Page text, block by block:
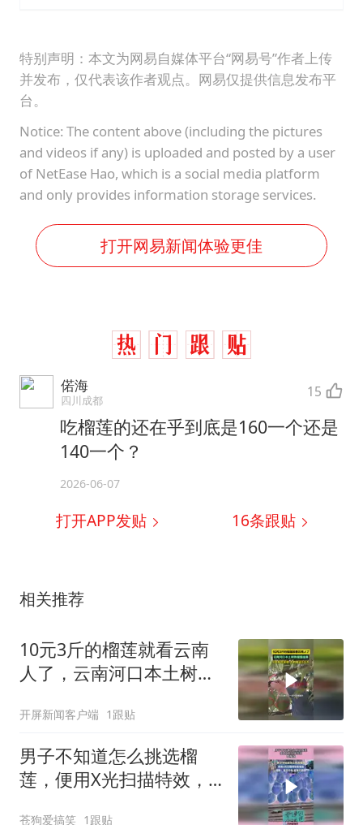
特别声明：本文为网易自媒体平台“网易号”作者上传
并发布，仅代表该作者观点。网易仅提供信息发布平
台。
Notice: The content above (including the pictures
and videos if any) is uploaded and posted by a user
of NetEase Hao, which is a social media platform
and only provides information storage services.
打开网易新闻体验更佳
偌海
四川成都 15
吃榴莲的还在乎到底是160一个还是
140一个？
2026-06-07
打开APP发贴 16条跟贴
相关推荐
10元3斤的榴莲就看云南
人了，云南河口本土树熟
开屏新闻客户端 1跟贴
男子不知道怎么挑选榴
莲，便用X光扫描特效，
苍狗爱搞笑 1跟贴